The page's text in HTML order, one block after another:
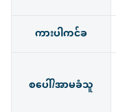
ကားပါကင်ခ
စပေါ်/အာမခံသူ